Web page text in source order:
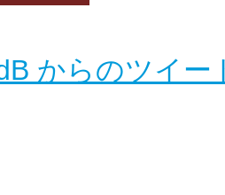
からのツイー